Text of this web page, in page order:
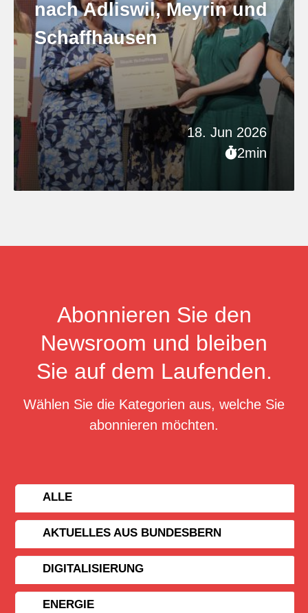
18. Jun 2026
2min
nach Adliswil, Meyrin und
Schaffhausen
Abonnieren Sie den
Newsroom und bleiben
Sie auf dem Laufenden.
Wählen Sie die Kategorien aus, welche Sie
abonnieren möchten.
ALLE
AKTUELLES AUS BUNDESBERN
DIGITALISIERUNG
ENERGIE